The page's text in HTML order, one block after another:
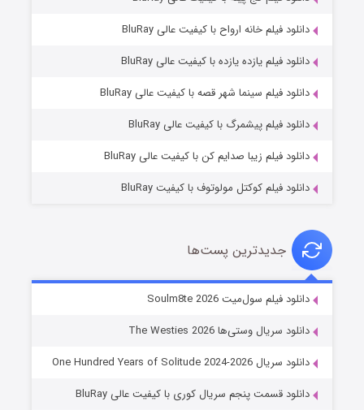
خاندان اژدها فصل ۳
دانلود فیلم خانه ارواح با کیفیت عالی BluRay
دانلود فیلم یازده یازده با کیفیت عالی BluRay
دانلود فیلم سینما شهر قصه با کیفیت عالی BluRay
دانلود فیلم پیشمرگ با کیفیت عالی BluRay
دانلود فیلم زیبا صدایم کن با کیفیت عالی BluRay
دانلود فیلم کوکتل مولوتوف با کیفیت BluRay
جدیدترین پست‌ها
دانلود فیلم سول‌میت Soulm8te 2026
دانلود سریال وستی‌ها The Westies 2026
دانلود سریال One Hundred Years of Solitude 2024-2026
دانلود قسمت پنجم سریال کوری با کیفیت عالی BluRay